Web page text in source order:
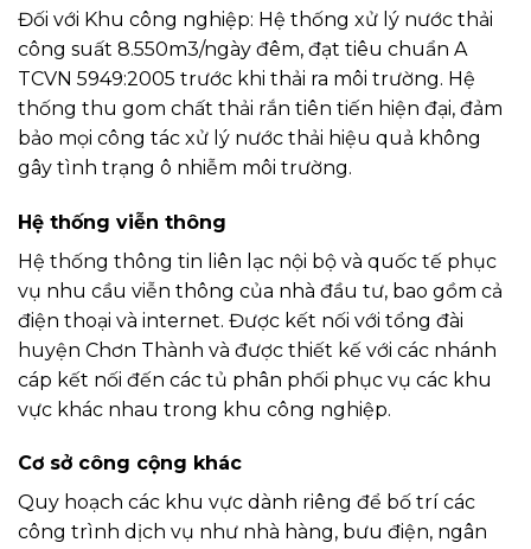
Đối với Khu công nghiệp: Hệ thống xử lý nước thải
công suất 8.550m3/ngày đêm, đạt tiêu chuẩn A
TCVN 5949:2005 trước khi thải ra môi trường. Hệ
thống thu gom chất thải rắn tiên tiến hiện đại, đảm
bảo mọi công tác xử lý nước thải hiệu quả không
gây tình trạng ô nhiễm môi trường.
Hệ thống viễn thông
Hệ thống thông tin liên lạc nội bộ và quốc tế phục
vụ nhu cầu viễn thông của nhà đầu tư, bao gồm cả
điện thoại và internet. Được kết nối với tổng đài
huyện Chơn Thành và được thiết kế với các nhánh
cáp kết nối đến các tủ phân phối phục vụ các khu
vực khác nhau trong khu công nghiệp.
Cơ sở công cộng khác
Quy hoạch các khu vực dành riêng để bố trí các
công trình dịch vụ như nhà hàng, bưu điện, ngân